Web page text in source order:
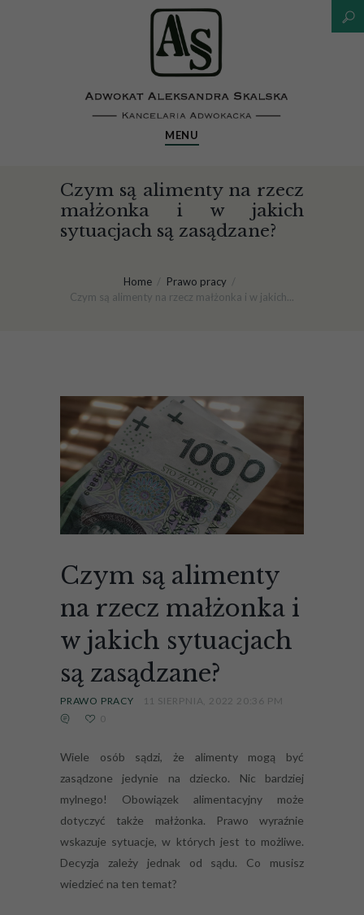
MENU
Czym są alimenty na rzecz
małżonka i w jakich
sytuacjach są zasądzane?
Home
Prawo pracy
Czym są alimenty na rzecz małżonka i w jakich...
Czym są alimenty
na rzecz małżonka i
w jakich sytuacjach
są zasądzane?
PRAWO PRACY
11 SIERPNIA, 2022 20:36 PM
0
Wiele osób sądzi, że alimenty mogą być
zasądzone jedynie na dziecko. Nic bardziej
mylnego! Obowiązek alimentacyjny może
dotyczyć także małżonka. Prawo wyraźnie
wskazuje sytuacje, w których jest to możliwe.
Decyzja zależy jednak od sądu. Co musisz
wiedzieć na ten temat?